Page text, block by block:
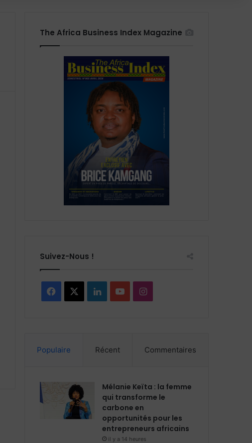
The Africa Business Index Magazine
Suivez-Nous !
e
L
k
d
i
n
b
e
I
t
g
a
Populaire Récent Commentaires
Mélanie Keïta : la femme
qui transforme le
carbone en
opportunités pour les
entrepreneurs africains
il y a 14 heures